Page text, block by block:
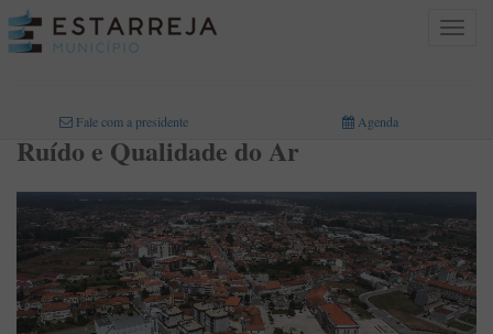
Toggle
Fale com a presidente Agenda
Ruído e Qualidade do Ar